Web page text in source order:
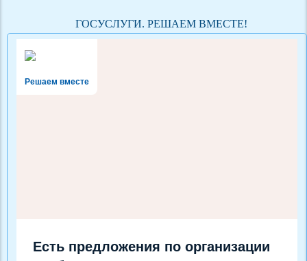
ГОСУСЛУГИ. РЕШАЕМ ВМЕСТЕ!
Решаем вместе
Есть предложения по организации